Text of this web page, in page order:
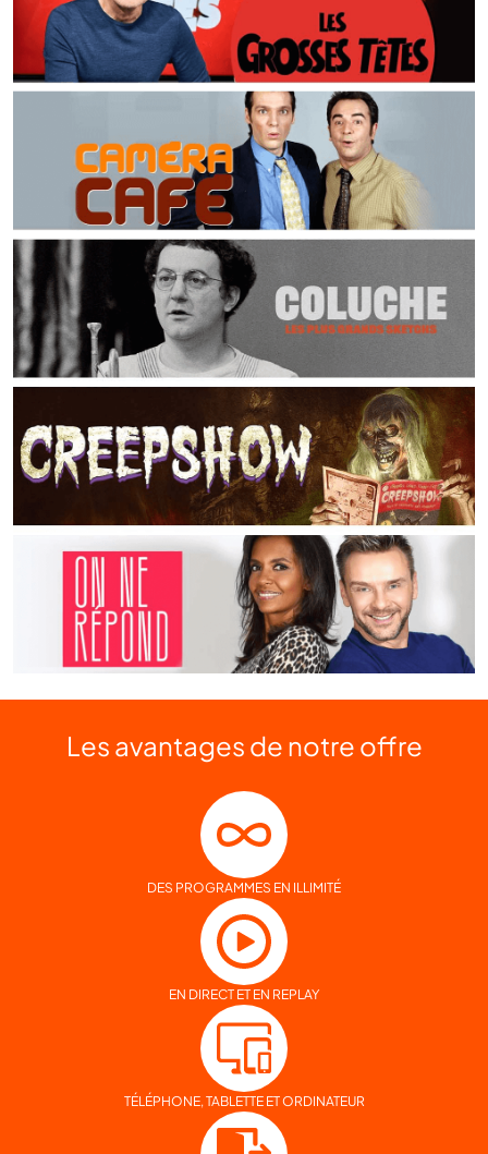
Les avantages de notre offre
DES PROGRAMMES EN ILLIMITÉ
EN DIRECT ET EN REPLAY
TÉLÉPHONE, TABLETTE ET ORDINATEUR